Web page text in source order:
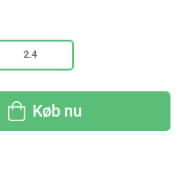
2.4
Køb nu